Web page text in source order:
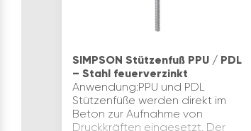
SIMPSON Stützenfuß PPU / PDL
– Stahl feuerverzinkt
Anwendung:PPU und PDL
Stützenfüße werden direkt im
Beton zur Aufnahme von
Druckkräften eingesetzt. Der